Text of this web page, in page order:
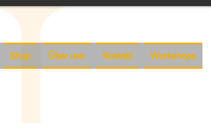
Shop Über uns Kontakt Workshops